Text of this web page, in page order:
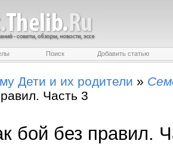
Поиск Добавить статью
Дети и их родители »
Часть 3
бой без правил.